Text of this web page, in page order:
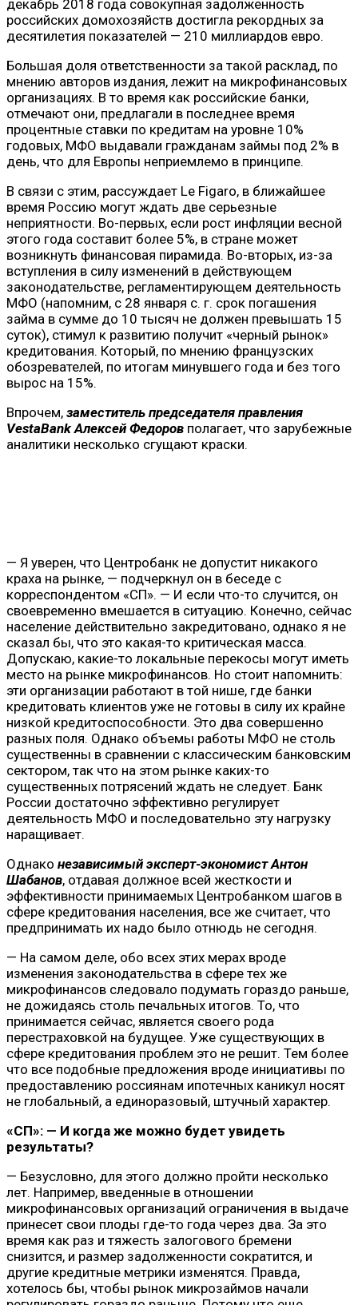
декабрь 2018 года совокупная задолженность
российских домохозяйств достигла рекордных за
десятилетия показателей — 210 миллиардов евро.
Большая доля ответственности за такой расклад, по
мнению авторов издания, лежит на микрофинансовых
организациях. В то время как российские банки,
отмечают они, предлагали в последнее время
процентные ставки по кредитам на уровне 10%
годовых, МФО выдавали гражданам займы под 2% в
день, что для Европы неприемлемо в принципе.
В связи с этим, рассуждает Le Figaro, в ближайшее
время Россию могут ждать две серьезные
неприятности. Во-первых, если рост инфляции весной
этого года составит более 5%, в стране может
возникнуть финансовая пирамида. Во-вторых, из-за
вступления в силу изменений в действующем
законодательстве, регламентирующем деятельность
МФО (напомним, с 28 января с. г. срок погашения
займа в сумме до 10 тысяч не должен превышать 15
суток), стимул к развитию получит «черный рынок»
кредитования. Который, по мнению французских
обозревателей, по итогам минувшего года и без того
вырос на 15%.
Впрочем, заместитель председателя правления
VestaBank Алексей Федоров полагает, что зарубежные
аналитики несколько сгущают краски.
— Я уверен, что Центробанк не допустит никакого
краха на рынке, — подчеркнул он в беседе с
корреспондентом «СП». — И если что-то случится, он
своевременно вмешается в ситуацию. Конечно, сейчас
население действительно закредитовано, однако я не
сказал бы, что это какая-то критическая масса.
Допускаю, какие-то локальные перекосы могут иметь
место на рынке микрофинансов. Но стоит напомнить:
эти организации работают в той нише, где банки
кредитовать клиентов уже не готовы в силу их крайне
низкой кредитоспособности. Это два совершенно
разных поля. Однако объемы работы МФО не столь
существенны в сравнении с классическим банковским
сектором, так что на этом рынке каких-то
существенных потрясений ждать не следует. Банк
России достаточно эффективно регулирует
деятельность МФО и последовательно эту нагрузку
наращивает.
Однако независимый эксперт-экономист Антон
Шабанов, отдавая должное всей жесткости и
эффективности принимаемых Центробанком шагов в
сфере кредитования населения, все же считает, что
предпринимать их надо было отнюдь не сегодня.
— На самом деле, обо всех этих мерах вроде
изменения законодательства в сфере тех же
микрофинансов следовало подумать гораздо раньше,
не дожидаясь столь печальных итогов. То, что
принимается сейчас, является своего рода
перестраховкой на будущее. Уже существующих в
сфере кредитования проблем это не решит. Тем более
что все подобные предложения вроде инициативы по
предоставлению россиянам ипотечных каникул носят
не глобальный, а единоразовый, штучный характер.
«СП»: — И когда же можно будет увидеть
результаты?
— Безусловно, для этого должно пройти несколько
лет. Например, введенные в отношении
микрофинансовых организаций ограничения в выдаче
принесет свои плоды где-то года через два. За это
время как раз и тяжесть залогового бремени
снизится, и размер задолженности сократится, и
другие кредитные метрики изменятся. Правда,
хотелось бы, чтобы рынок микрозаймов начали